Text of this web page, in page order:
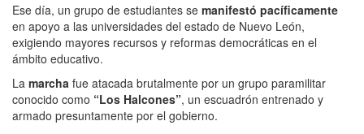
Ese día, un grupo de estudiantes se manifestó pacíficamente
en apoyo a las universidades del estado de Nuevo León,
exigiendo mayores recursos y reformas democráticas en el
ámbito educativo.
La marcha fue atacada brutalmente por un grupo paramilitar
conocido como “Los Halcones”, un escuadrón entrenado y
armado presuntamente por el gobierno.